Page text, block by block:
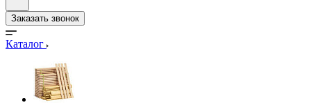
Заказать звонок
Каталог